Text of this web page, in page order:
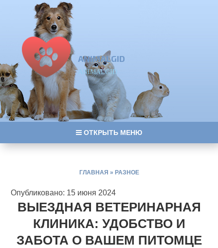
ANIMALGID
ANIMALGID
ОТКРЫТЬ МЕНЮ
ГЛАВНАЯ » РАЗНОЕ
Опубликовано: 15 июня 2024
ВЫЕЗДНАЯ ВЕТЕРИНАРНАЯ
КЛИНИКА: УДОБСТВО И
ЗАБОТА О ВАШЕМ ПИТОМЦЕ